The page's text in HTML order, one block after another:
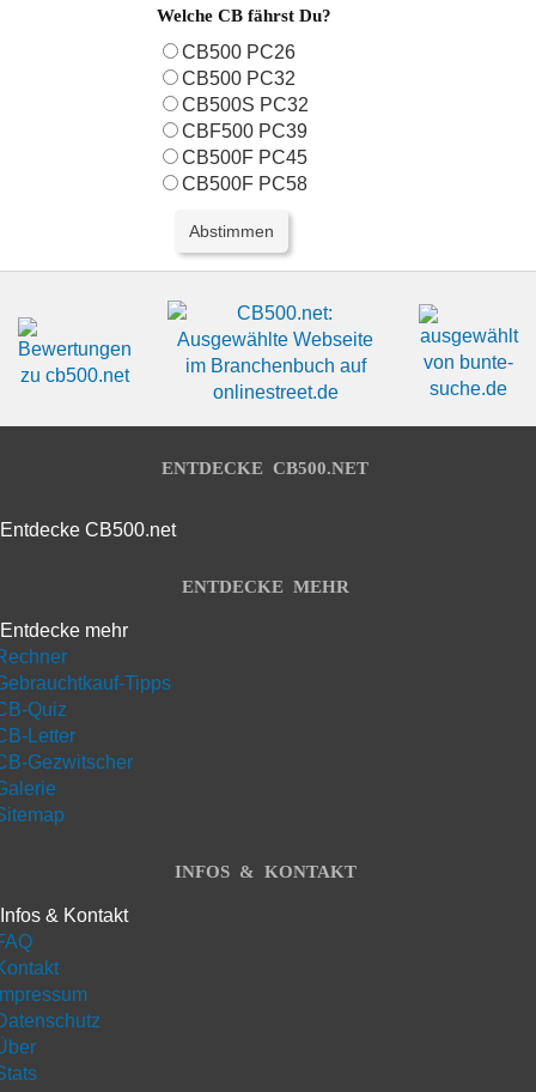
Welche CB fährst Du?
CB500 PC26
CB500 PC32
CB500S PC32
CBF500 PC39
CB500F PC45
CB500F PC58
ENTDECKE CB500.NET
Entdecke CB500.net
ENTDECKE MEHR
Entdecke mehr
Tipps
Quiz
Letter
Gezwitscher
INFOS & KONTAKT
Infos & Kontakt